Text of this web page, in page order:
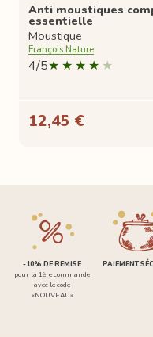
Anti moustiques
essentielle
Moustique
François Nature
4/5
12,45 €
-10% DE REMISE
pour la 1ère commande
avec le code
«NOUVEAU»
PAIEMENT